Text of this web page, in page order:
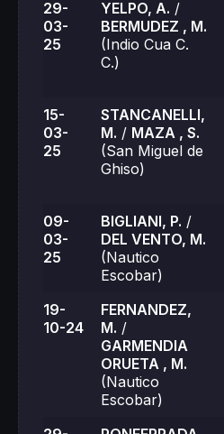
29-
03-
25
YELPO, A. /
BERMUDEZ , M.
(Indio Cua C.
C.)
15-
03-
25
STANCANELLI,
M. / MAZA , S.
(San Miguel de
Ghiso)
09-
03-
25
BIGLIANI, P. /
DEL VENTO, M.
(Nautico
Escobar)
19-
10-24
FERNANDEZ,
M. /
GARMENDIA
ORUETA , M.
(Nautico
Escobar)